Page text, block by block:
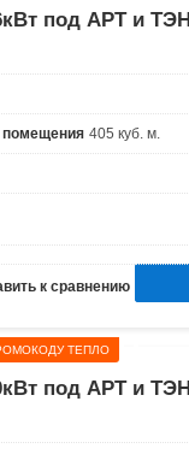
под АРТ и
помещения 405 куб. м.
к сравнению
ТЕПЛО
под АРТ и